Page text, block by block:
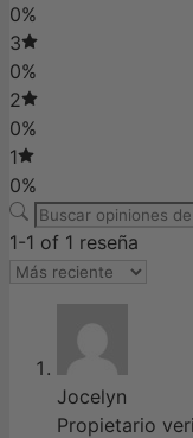
0%
3
0%
2
0%
1
0%
1-1 of 1 reseña
Jocelyn
Propietario